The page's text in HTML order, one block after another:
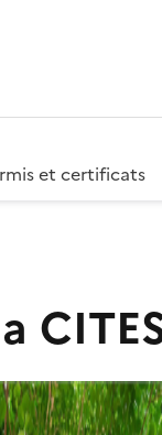
et certificats